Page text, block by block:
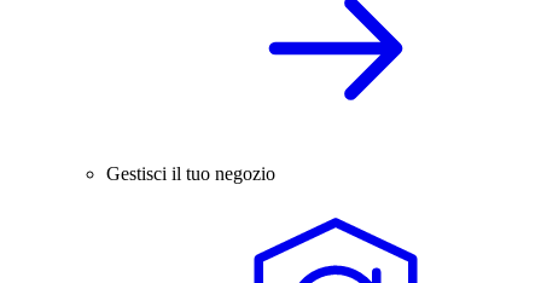
Gestisci il tuo negozio